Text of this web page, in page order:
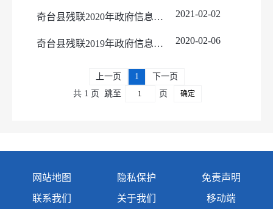
奇台县残联2020年政府信息公开工作年度报告 2021-02-02
奇台县残联2019年政府信息公开工作年度报告 2020-02-06
上一页 1
下一页
共 1 页
跳至 页 确定
网站地图 隐私保护
免责声明
联系我们
关于我们 移动端